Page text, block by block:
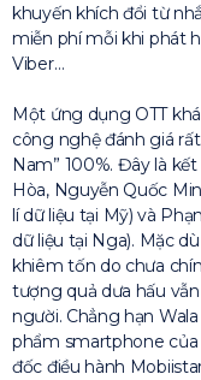
khuyến khích đổi từ
miễn phí mỗi khi phát
Viber…
Một ứng dụng OTT
công nghệ đánh giá
Nam” 100%. Đây là
Hòa, Nguyễn Quốc
lí dữ liệu tại Mỹ) và
dữ liệu tại Nga). Mặc
khiêm tốn do chưa
tượng quả dưa hấu
người. Chẳng hạn
phẩm smartphone
đốc điều hành